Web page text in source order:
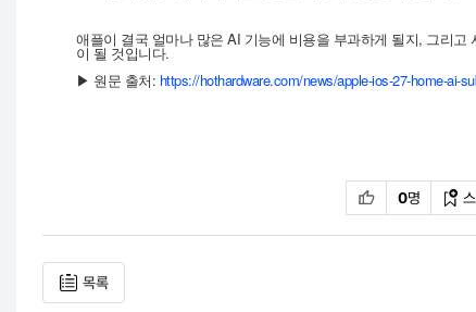
애플이 결국 얼마나 많은 AI 기능에 비용을 부과하게 될지, 그리
이 될 것입니다.
▶ 원문 출처: https://hothardware.com/news/apple-ios-27-home-ai-
0명
목록